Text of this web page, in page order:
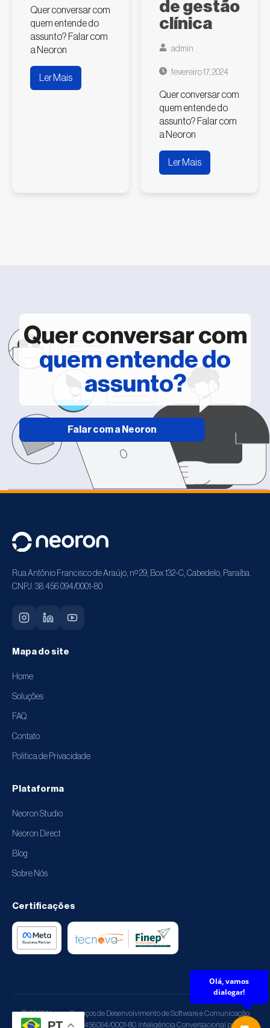
Quer conversar com
quem entende do
assunto? Falar com
a Neoron
Ler Mais
de gestão
clínica
admin
fevereiro 17, 2024
Quer conversar com
quem entende do
assunto? Falar com
a Neoron
Ler Mais
Quer conversar com
quem entende do
assunto?
Falar com a Neoron
Rua Antônio Francisco de Araújo, nº 29, Box 132-C, Cabedelo, Paraíba.
CNPJ: 38.456.094/0001-80
Mapa do site
Home
Soluções
FAQ
Contato
Politica de Privacidade
Plataforma
Neoron Studio
Neoron Direct
Blog
Sobre Nós
Certificações
©2026Neoron Serviços de Desenvolvimento de Software e Comunicação
Digital LTDA, CNPJ 38.456.094/0001-80. Inteligência Conversacional para sua